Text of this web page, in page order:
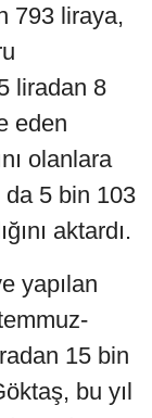
793 liraya,
liradan 8
eden
olanlara
da 5 bin 103
aktardı.
yapılan
15 bin
bu yıl